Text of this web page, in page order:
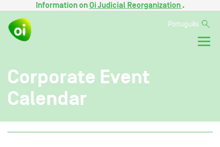
Information onOi Judicial Reorganization .
Português
Corporate Event
Calendar